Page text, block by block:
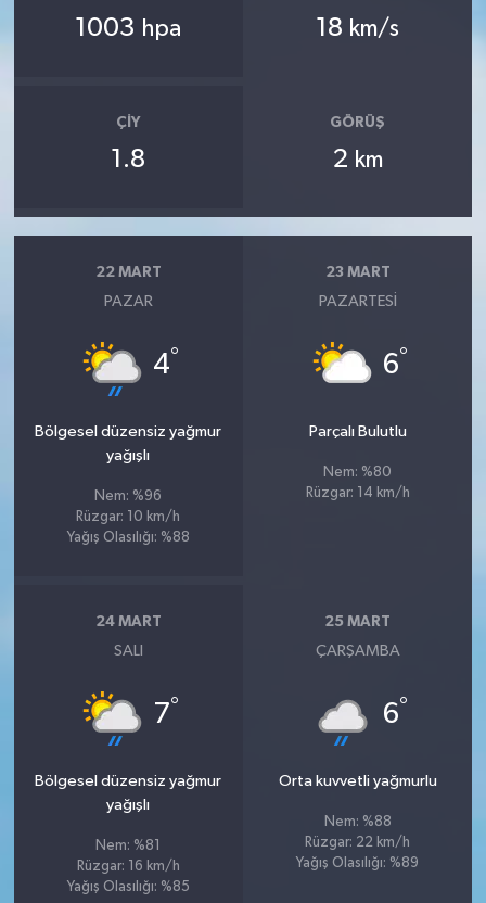
1003 hpa 18 km/s
ÇIY
1.8
GÖRÜŞ
2 km
22 MART
PAZAR
4°
Bölgesel düzensiz yağmur
yağışlı
Nem: %96
Rüzgar: 10 km/h
Yağış Olasılığı: %88
23 MART
PAZARTESI
6°
Parçalı Bulutlu
Nem: %80
Rüzgar: 14 km/h
24 MART
SALI
7°
Bölgesel düzensiz yağmur
yağışlı
Nem: %81
Rüzgar: 16 km/h
Yağış Olasılığı: %85
25 MART
ÇARŞAMBA
6°
Orta kuvvetli yağmurlu
Nem: %88
Rüzgar: 22 km/h
Yağış Olasılığı: %89